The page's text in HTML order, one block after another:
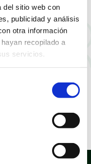
del sitio web con
publicidad y análisis
otra información
recopilado a
servicios.